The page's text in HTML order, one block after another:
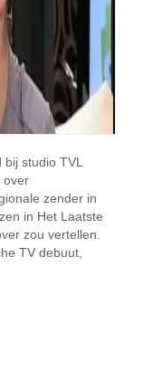
studio TVL
over
zender in
in Het Laatste
zou vertellen.
TV debuut,